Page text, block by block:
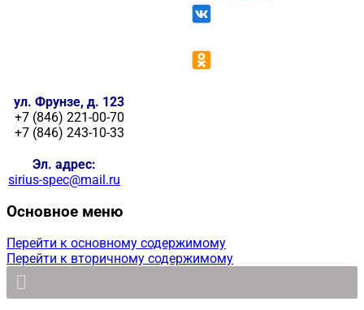
ул. Фрунзе, д. 123
+7 (846) 221-00-70
+7 (846) 243-10-33
Эл. адрес:
sirius-spec@mail.ru
Основное меню
Перейти к основному содержимому
Перейти к вторичному содержимому